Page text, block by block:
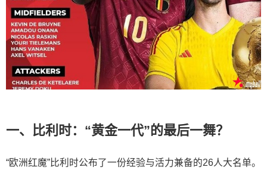
一、比利时：“黄金一代”的最后一舞？
“欧洲红魔”比利时公布了一份经验与活力兼备的26人大名单。